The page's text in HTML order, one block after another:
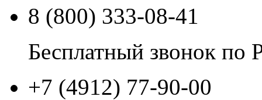
8 (800) 333-08-41
Бесплатный звонок по
+7 (4912) 77-90-00